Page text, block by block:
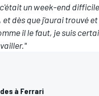
un week-end
dès que j'aurai trouvé
il le faut, je suis
à Ferrari